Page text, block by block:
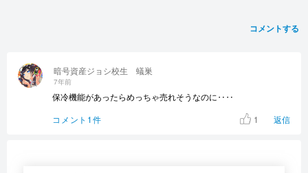
コメントする
暗号資産ジョシ校生 蟻巣
7年前
保冷機能があったらめっちゃ売れそうなのに‥‥
コメント1件
1 返信